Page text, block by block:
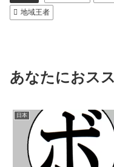
地域王者
あなたにおス
日本